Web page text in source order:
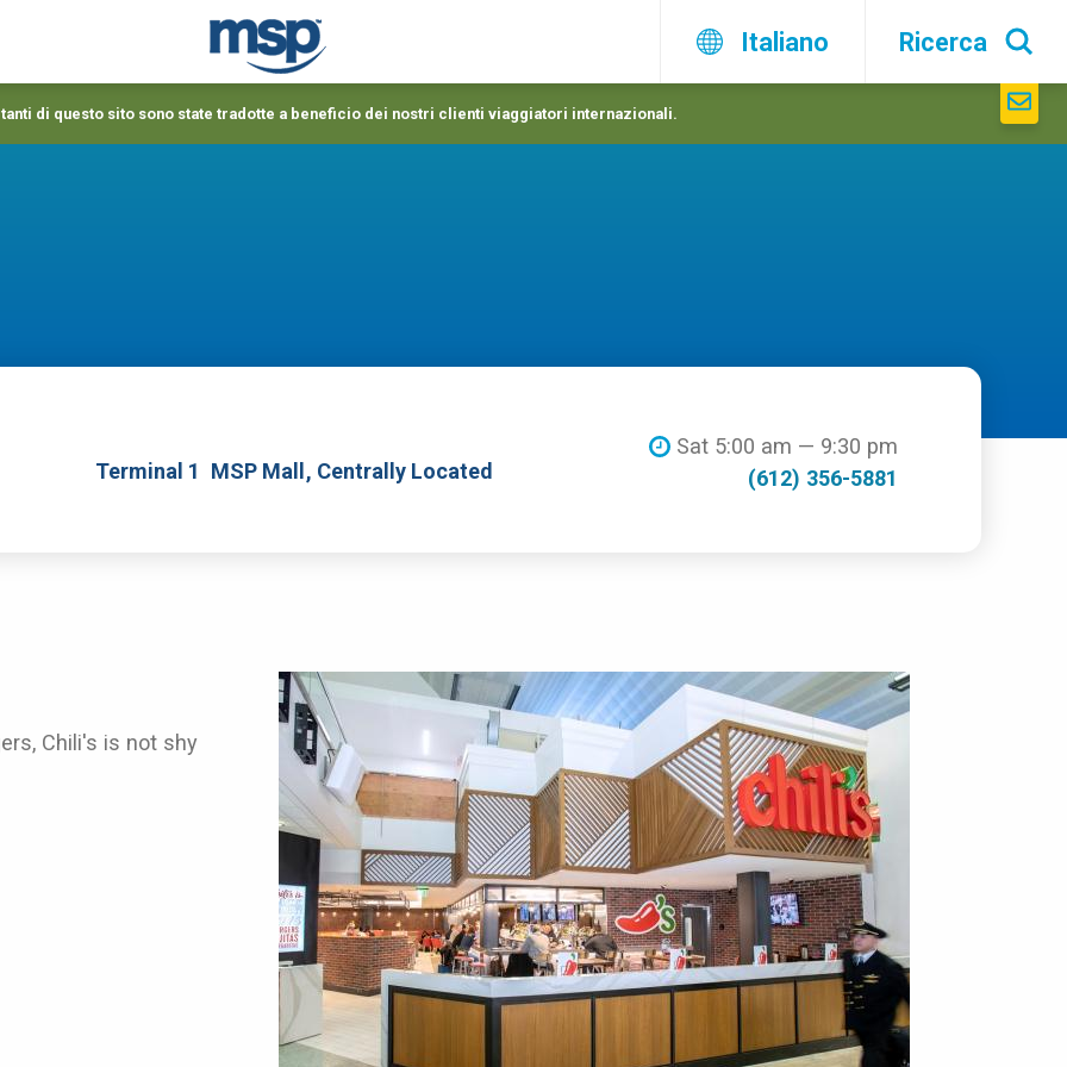
Italiano Ricerca
di questo sito sono state tradotte a beneficio dei nostri clienti viaggiatori internazionali.
Terminal 1 MSP Mall , Centrally Located
Sat 5:00 am — 9:30 pm
(612) 356-5881
Chili's is not shy